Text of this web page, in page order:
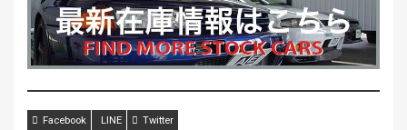
Facebook LINE Twitter